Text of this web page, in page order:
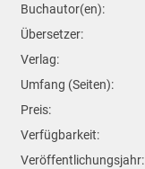
Buchautor(en):
Übersetzer:
Verlag:
Umfang (Seiten):
Preis:
Verfügbarkeit:
Veröffentlichungsjahr: